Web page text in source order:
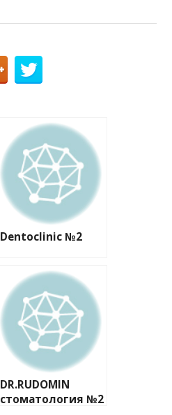
Dentoclinic №2
DR.RUDOMIN
стоматология №2